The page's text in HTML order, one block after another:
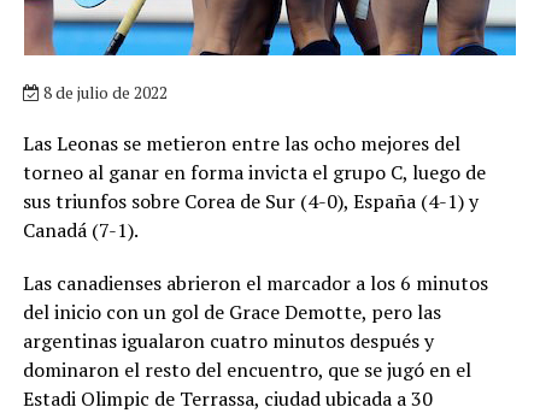
8 de julio de 2022
Las Leonas se metieron entre las ocho mejores del
torneo al ganar en forma invicta el grupo C, luego de
sus triunfos sobre Corea de Sur (4-0), España (4-1) y
Canadá (7-1).
Las canadienses abrieron el marcador a los 6 minutos
del inicio con un gol de Grace Demotte, pero las
argentinas igualaron cuatro minutos después y
dominaron el resto del encuentro, que se jugó en el
Estadi Olimpic de Terrassa, ciudad ubicada a 30